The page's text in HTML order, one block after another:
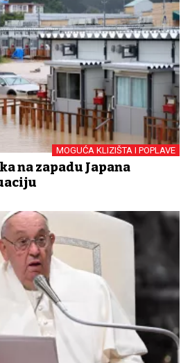
MOGUĆA KLIZIŠTA I POPLAVE
na zapadu Japana